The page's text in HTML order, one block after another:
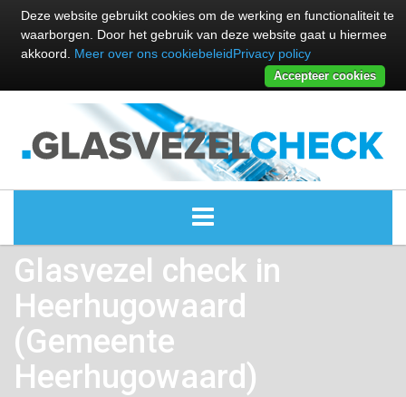
ALLE GLASVEZEL PROVIDERS
GLASVEZEL PROVIDERS
Glasvezel check in
Heerhugowaard
(Gemeente
Heerhugowaard)
Deze website gebruikt cookies om de werking en functionaliteit te
waarborgen. Door het gebruik van deze website gaat u hiermee
akkoord. Meer over ons cookiebeleidPrivacy policy
Accepteer cookies